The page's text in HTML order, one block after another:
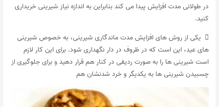
در طولانی مدت افزایش پیدا می کند بنابراین به اندازه نیاز شیرینی خریداری
کنید.
 یکی از روش های افزایش مدت ماندگاری شیرینی، به خصوص شیرینی
های عید، این است که در ظروف در دار نگهداری شود. برای این کار لازم
است شیرینی ها را به صورت ردیفی در کنار هم قرار دهید و برای جلوگیری از
چسبیدن شیرینی ها به یکدیگر و خرد شدنشان هم